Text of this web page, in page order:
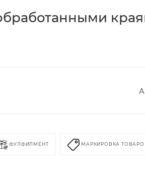
ФУЛФИЛМЕНТ МАРКИРОВКА